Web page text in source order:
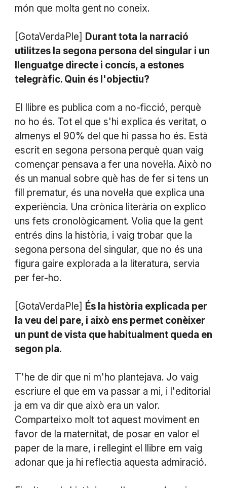
món que molta gent no coneix.
[GotaVerdaPle] Durant tota la narració
utilitzes la segona persona del singular i un
llenguatge directe i concís, a estones
telegràfic. Quin és l'objectiu?
El llibre es publica com a no-ficció, perquè
no ho és. Tot el que s'hi explica és veritat, o
almenys el 90% del que hi passa ho és. Està
escrit en segona persona perquè quan vaig
començar pensava a fer una novel·la. Això no
és un manual sobre què has de fer si tens un
fill prematur, és una novel·la que explica una
experiència. Una crònica literària on explico
uns fets cronològicament. Volia que la gent
entrés dins la història, i vaig trobar que la
segona persona del singular, que no és una
figura gaire explorada a la literatura, servia
per fer-ho.
[GotaVerdaPle] És la història explicada per
la veu del pare, i això ens permet conèixer
un punt de vista que habitualment queda en
segon pla.
T'he de dir que ni m'ho plantejava. Jo vaig
escriure el que em va passar a mi, i l'editorial
ja em va dir que això era un valor.
Comparteixo molt tot aquest moviment en
favor de la maternitat, de posar en valor el
paper de la mare, i rellegint el llibre em vaig
adonar que ja hi reflectia aquesta admiració.